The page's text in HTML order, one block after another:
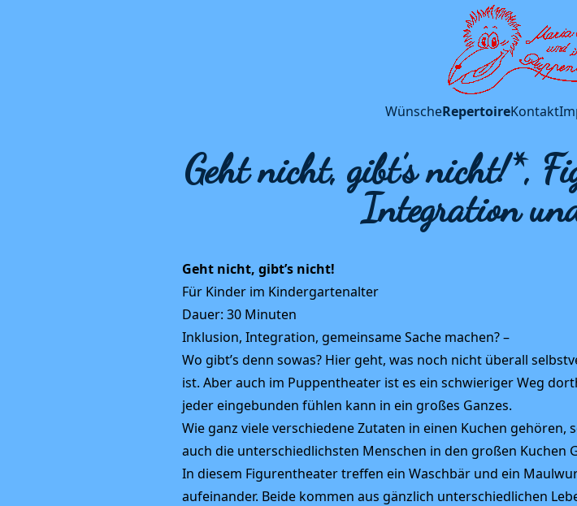
WünscheRepertoireKontakt
Geht nicht, gibt’s nicht!*,
Integration
Geht nicht, gibt’s nicht!
Für Kinder im Kindergartenalter
Dauer: 30 Minuten
Inklusion, Integration, gemeinsame Sache machen? –
Wo gibt’s denn sowas? Hier geht, was noch nicht überall
ist. Aber auch im Puppentheater ist es ein schwieriger Weg
jeder eingebunden fühlen kann in ein großes Ganzes.
Wie ganz viele verschiedene Zutaten in einen Kuchen gehören,
auch die unterschiedlichsten Menschen in den großen Kuchen
In diesem Figurentheater treffen ein Waschbär und ein
aufeinander. Beide kommen aus gänzlich unterschiedlichen